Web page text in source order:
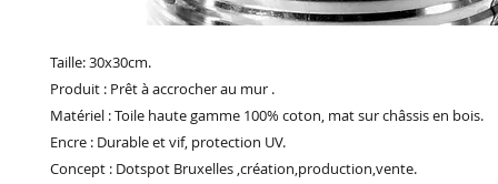
Taille: 30x30cm.
Produit : Prêt à accrocher au mur .
Matériel : Toile haute gamme 100% coton, mat sur châssis en bois.
Encre : Durable et vif, protection UV.
Concept : Dotspot Bruxelles ,création,production,vente.